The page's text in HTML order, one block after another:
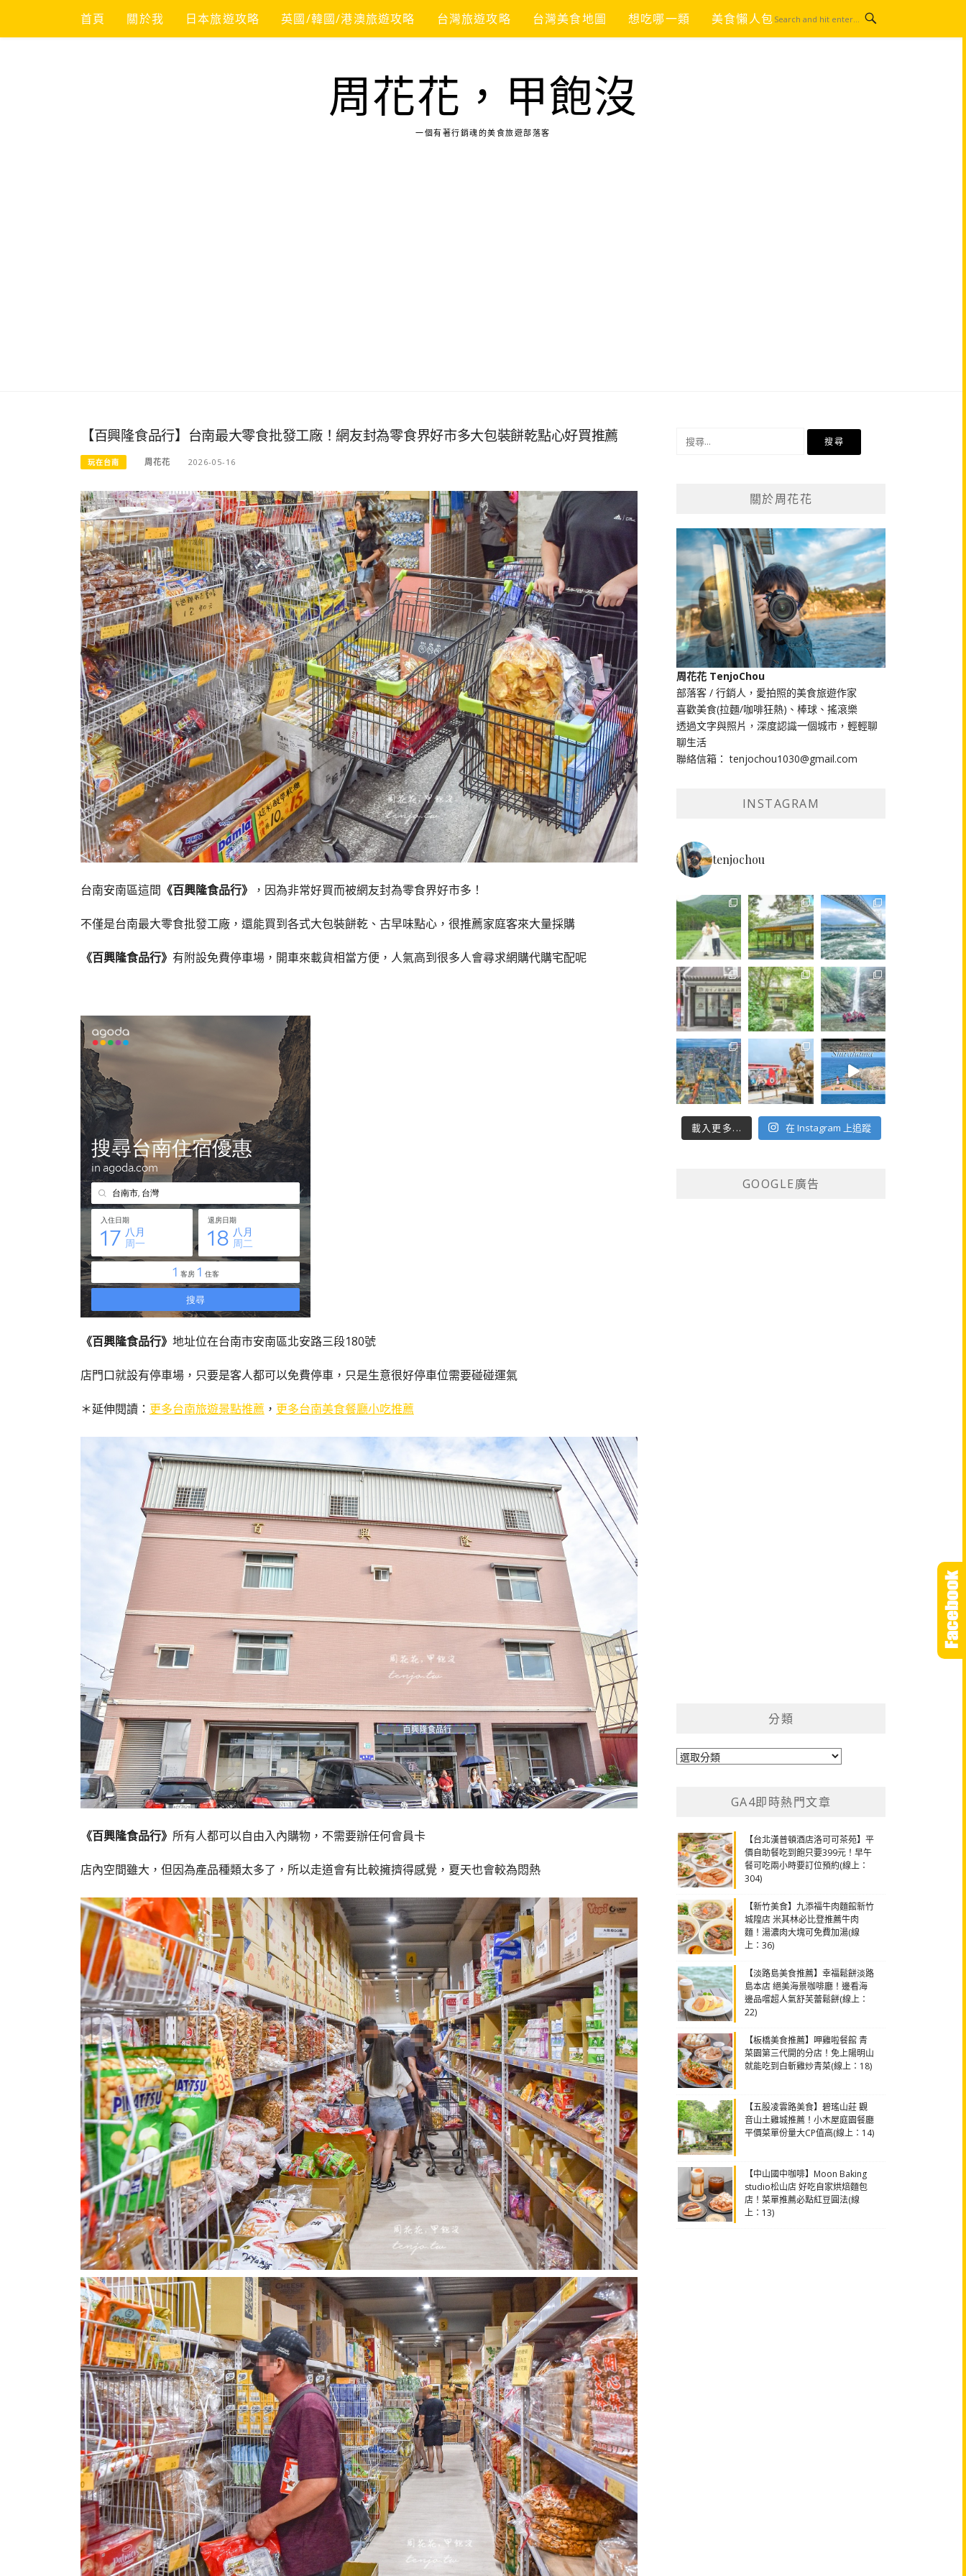
content
首頁 關於我 日本旅遊攻略 英國/韓國/港澳旅遊攻略 台灣旅遊攻略 台灣美食地圖 想吃哪一類 美食懶人包
周花花，甲飽沒
一個有著行銷魂的美食旅遊部落客
【百興隆食品行】台南最大零食批發工廠！網友封為零食界好市多大包裝餅乾點心好買推薦
玩在台南 周花花 2026-05-16
台南安南區這間 《百興隆食品行》 ，因為非常好買而被網友封為零食界好市多！
不僅是台南最大零食批發工廠，還能買到各式大包裝餅乾、古早味點心，很推薦家庭客來大量採購
《百興隆食品行》 有附設免費停車場，開車來載貨相當方便，人氣高到很多人會尋求網購代購宅配呢
《百興隆食品行》 地址位在台南市安南區北安路三段180號
店門口就設有停車場，只要是客人都可以免費停車，只是生意很好停車位需要碰碰運氣
＊延伸閱讀： 更多台南旅遊景點推薦 ， 更多台南美食餐廳小吃推薦
《百興隆食品行》 所有人都可以自由入內購物，不需要辦任何會員卡
店內空間雖大，但因為產品種類太多了，所以走道會有比較擁擠得感覺，夏天也會較為悶熱
關於周花花
周花花 TenjoChou
部落客 / 行銷人，愛拍照的美食旅遊作家
喜歡美食(拉麵/咖啡狂熱)、棒球、搖滾樂
透過文字與照片，深度認識一個城市，輕輕聊
聊生活
聯絡信箱： tenjochou1030@gmail.com
INSTAGRAM
tenjochou
載入更多... 在 Instagram 上追蹤
GOOGLE廣告
分類
分
GA4即時熱門文章
【台北漢普頓酒店洛可可茶苑】平
價自助餐吃到飽只要399元！早午
餐可吃兩小時要訂位預約(線上：
304)
【新竹美食】九添福牛肉麵館新竹
城隍店 米其林必比登推薦牛肉
麵！湯濃肉大塊可免費加湯(線
上：36)
【淡路島美食推薦】幸福鬆餅淡路
島本店 絕美海景咖啡廳！邊看海
邊品嚐超人氣舒芙蕾鬆餅(線上：
22)
【板橋美食推薦】呷雞啦餐館 青
菜園第三代開的分店！免上陽明山
就能吃到白斬雞炒青菜(線上：18)
【五股凌雲路美食】碧瑤山莊 觀
音山土雞城推薦！小木屋庭園餐廳
平價菜單份量大CP值高(線上：14)
【中山國中咖啡】Moon Baking
studio松山店 好吃自家烘焙麵包
店！菜單推薦必點紅豆圓法(線
上：13)